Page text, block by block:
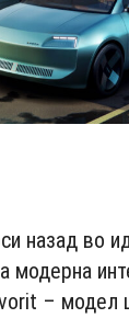
назад во
модерна
– модел